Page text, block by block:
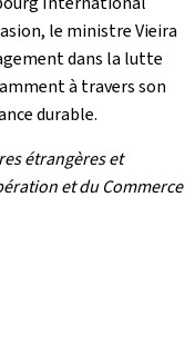
le ministre Vieira
dans la lutte
à travers son
durable.
étrangères et
et du Commerce